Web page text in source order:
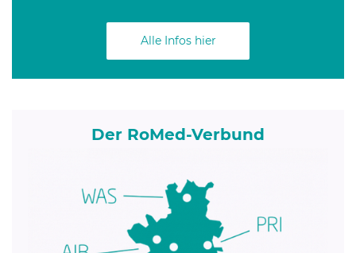
Alle Infos hier
Der RoMed-Verbund